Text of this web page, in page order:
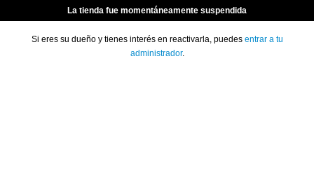
La tienda fue momentáneamente suspendida
Si eres su dueño y tienes interés en reactivarla, puedes entrar a tu
administrador.